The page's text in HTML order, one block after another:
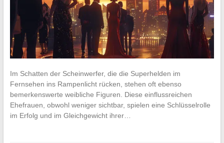
Im Schatten der Scheinwerfer, die die Superhelden im
Fernsehen ins Rampenlicht rücken, stehen oft ebenso
bemerkenswerte weibliche Figuren. Diese einflussreichen
Ehefrauen, obwohl weniger sichtbar, spielen eine Schlüsselrolle
im Erfolg und im Gleichgewicht ihrer…